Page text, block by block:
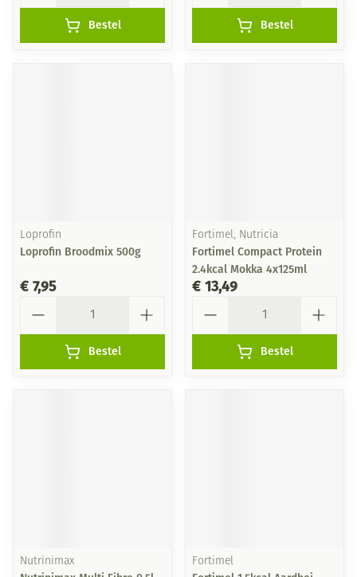
Bestel Bestel
Loprofin
Loprofin Broodmix 500g
€ 7,95
Bestel
Fortimel, Nutricia
Fortimel Compact Protein
2.4kcal Mokka 4x125ml
€ 13,49
Bestel
Nutrinimax Fortimel